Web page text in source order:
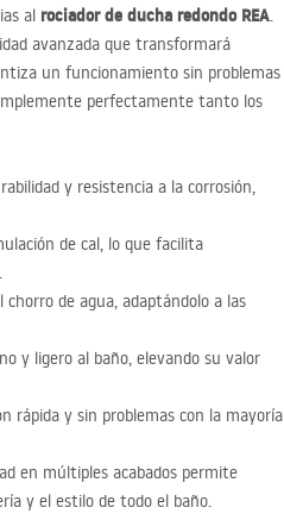
al rociador de ducha redondo REA.
avanzada que transformará
un funcionamiento sin problemas
perfectamente tanto los
y resistencia a la corrosión,
de cal, lo que facilita
de agua, adaptándolo a las
y ligero al baño, elevando su valor
rápida y sin problemas con la mayoría
en múltiples acabados permite
y el estilo de todo el baño.